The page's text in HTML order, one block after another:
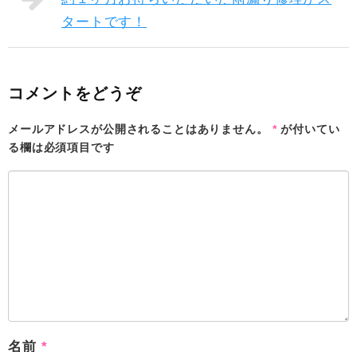
タートです！
コメントをどうぞ
メールアドレスが公開されることはありません。 *が付いてい
る欄は必須項目です
名前 *